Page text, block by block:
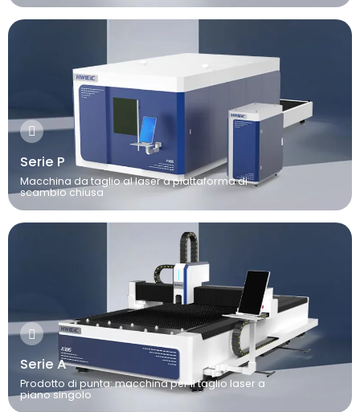
Serie P
Macchina da taglio al laser a piattaforma di
scambio chiusa
Serie A
Prodotto di punta: macchina per il taglio laser a
piano singolo